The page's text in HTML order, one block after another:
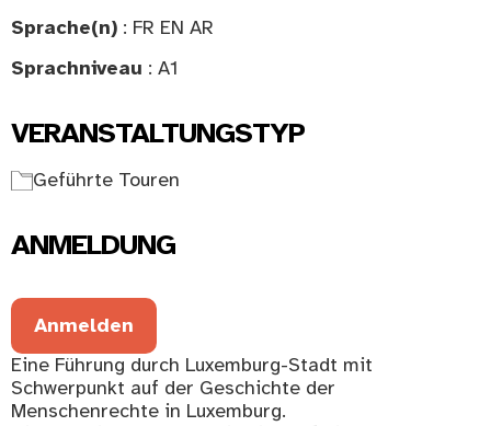
Sprache(n) : FR EN AR
Sprachniveau : A1
VERANSTALTUNGSTYP
Geführte Touren
ANMELDUNG
Anmelden
Eine Führung durch Luxemburg-Stadt mit
Schwerpunkt auf der Geschichte der
Menschenrechte in Luxemburg.